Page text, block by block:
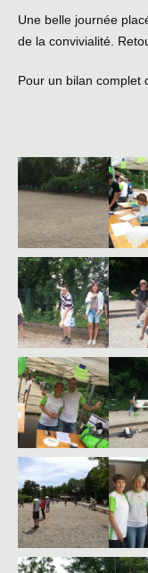
Une belle journée
de la convivialité.
Pour un bilan complet